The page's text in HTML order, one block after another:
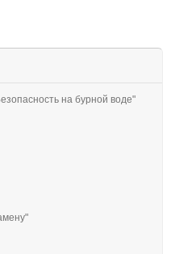
на бурной воде"